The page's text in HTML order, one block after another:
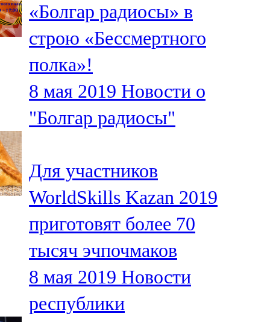
Нурлат
104,7 FM
Олы Әтнә
71,42 FM
Сарман
Теләче
106,1 FM
Түбән Кама
102,6 FM
Чирмешән
107,7 FM
«Болгар радиосы» в
строю «Бессмертного
полка»!
8 мая 2019 Новости о
"Болгар радиосы"
Для участников
WorldSkills Kazan 2019
приготовят более 70
тысяч эчпочмаков
8 мая 2019 Новости
республики